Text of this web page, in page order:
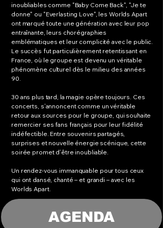
inoubliables comme "Baby Come Back", "Je te
donne" ou "Everlasting Love", les Worlds Apart
ont marqué toute une génération avec leur pop
entraînante, leurs chorégraphies
emblématiques et leur complicité avec le public.
Le succès fut particulièrement retentissant en
France, où le groupe est devenu un véritable
phénomène culturel dès le milieu des années
90.
30 ans plus tard, la magie opère toujours. Ces
concerts, s’annoncent comme un véritable
retour aux sources pour le groupe, qui souhaite
remercier ses fans français pour leur fidélité
indéfectible. Entre souvenirs partagés,
surprises et nouvelle énergie scénique, cette
soirée promet d’être inoubliable.
Un rendez-vous immanquable pour tous ceux
qui ont dansé, chanté – et grandi – avec les
Worlds Apart.
AGENDA